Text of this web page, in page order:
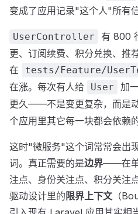
变成了应用记录"这个人"所有
UserController
有 800
更、订阅续费、积分兑换、推
在
tests/Feature/
在涨。每次有人给
User
加
更久——不是变更复杂，而是
个应用里其它每一块都会依赖的
这时"微服务"这个词常常会出
词。真正需要的是边界——在单
注点、身份关注点、积分关注
驱动设计里的 限界上下文 （